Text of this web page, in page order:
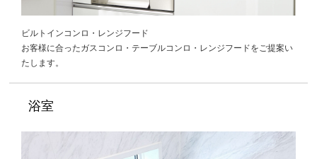
ビルトインコンロ・レンジフード
お客様に合ったガスコンロ・テーブルコンロ・レンジフードをご提案い
たします。
浴室